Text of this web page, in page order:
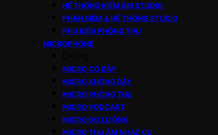
HỆ THỐNG KIỂM ÂM STUDIO
PHẦN MỀM & HỆ THỐNG STUDIO
PHỤ KIỆN PHÒNG THU
MICROPHONE
MICRO CÓ DÂY
MICRO KHÔNG DÂY
MICRO PHÒNG THU
MICRO PODCAST
MICRO ĐO LƯỜNG
MICRO THU ÂM NHẠC CỤ